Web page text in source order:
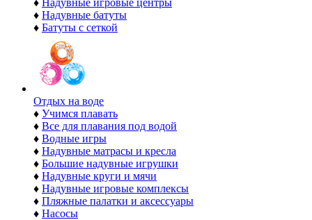
♦ Надувные игровые центры
♦ Надувные батуты
♦ Батуты с сеткой
Отдых на воде
♦ Учимся плавать
♦ Все для плавания под водой
♦ Водные игры
♦ Надувные матрасы и кресла
♦ Большие надувные игрушки
♦ Надувные круги и мячи
♦ Надувные игровые комплексы
♦ Пляжные палатки и аксессуары
♦ Насосы